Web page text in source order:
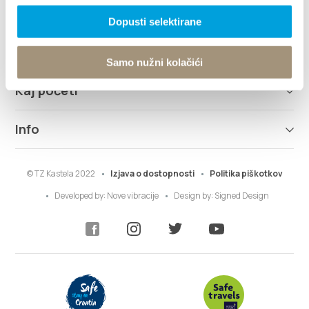
Dopusti selektirane
Samo nužni kolačići
Destinacija
Kaj početi
Info
© TZ Kastela 2022 Izjava o dostopnosti
Politika piškotkov
Developed by: Nove vibracije Design by: Signed Design